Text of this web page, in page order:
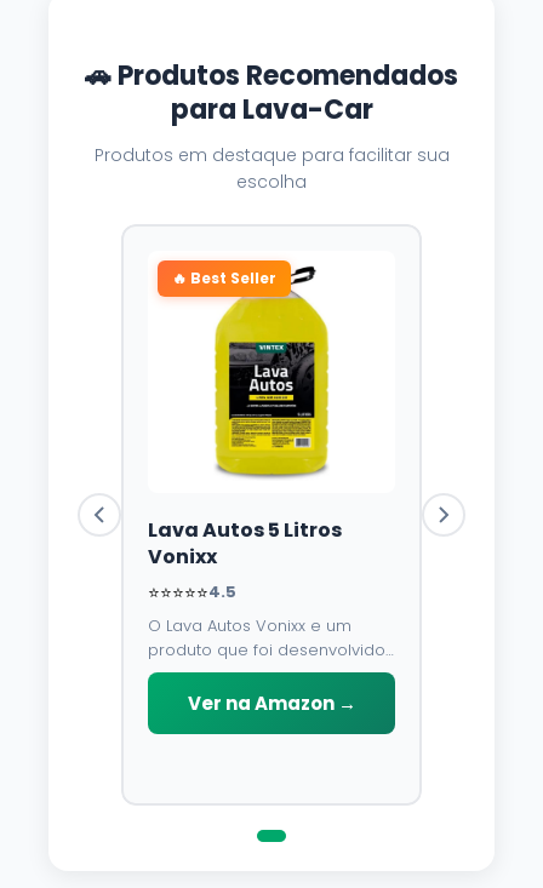
🚗 Produtos Recomendados
para Lava-Car
Produtos em destaque para facilitar sua
escolha
🔥 Best Seller
Lava Autos 5 Litros
Vonixx
⭐⭐⭐⭐⭐4.5
O Lava Autos Vonixx e um
produto que foi desenvolvido
para limpar, proteger e
conservar a lataria do veiculo.
Por possuir pH neutro, pode
Ver na Amazon →